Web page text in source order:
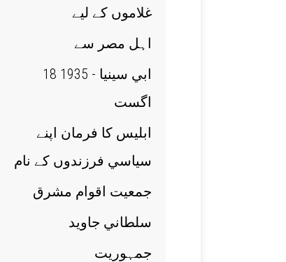
غلاموں کے ليے
اہل مصر سے
ابي سينيا - 1935 18
اگست
ابليس کا فرمان اپنے
سياسي فرزندوں کے نام
جمعيت اقوام مشرق
سلطاني جاويد
جمہوريت